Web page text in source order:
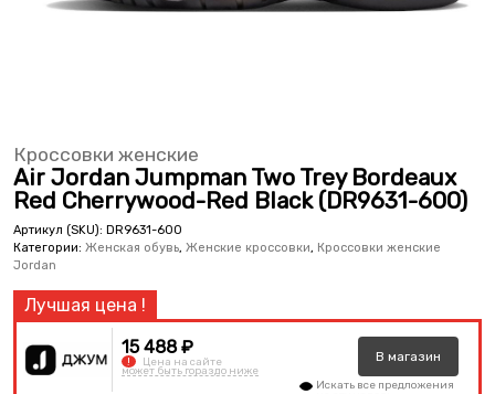
Кроссовки женские
Air Jordan Jumpman Two Trey Bordeaux
Red Cherrywood-Red Black (DR9631-600)
Артикул (SKU): DR9631-600
Категории: Женская обувь, Женские кроссовки, Кроссовки женские
Jordan
15 488 ₽
! Цена на сайте
может быть гораздо ниже
В магазин
Искать все предложения